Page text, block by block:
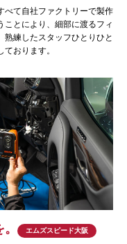
べて自社ファクトリーで製作
ことにより、細部に渡るフィ
熟練したスタッフひとりひと
おります。
エムズスピード大阪